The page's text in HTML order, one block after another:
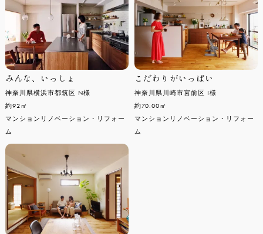
みんな、いっしょ
神奈川県横浜市都筑区 N様
約92㎡
マンションリノベーション・リフォー
ム
こだわりがいっぱい
神奈川県川崎市宮前区 I様
約70.00㎡
マンションリノベーション・リフォー
ム